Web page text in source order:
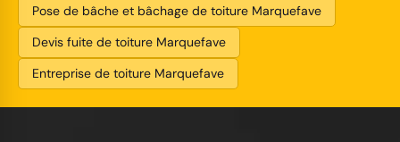
Pose de bâche et bâchage de toiture Marquefave
Devis fuite de toiture Marquefave
Entreprise de toiture Marquefave